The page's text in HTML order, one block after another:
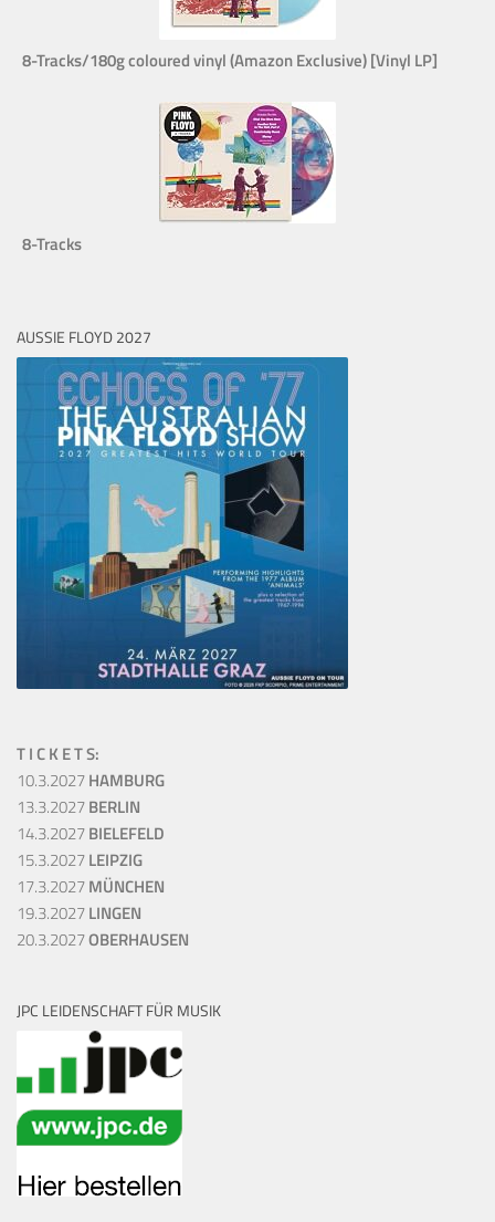
8-Tracks/180g coloured vinyl (Amazon Exclusive) [Vinyl LP]
8-Tracks
AUSSIE FLOYD 2027
T I C K E T S:
10.3.2027HAMBURG
13.3.2027BERLIN
14.3.2027BIELEFELD
15.3.2027LEIPZIG
17.3.2027MÜNCHEN
19.3.2027LINGEN
20.3.2027OBERHAUSEN
JPC LEIDENSCHAFT FÜR MUSIK